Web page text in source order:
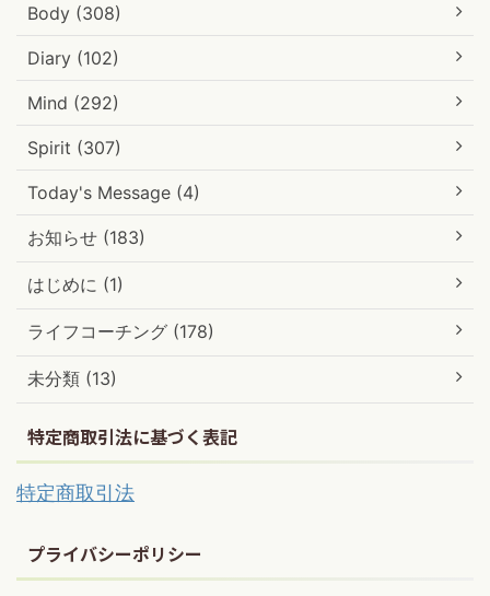
Body (308)
Diary (102)
Mind (292)
Spirit (307)
Today's Message (4)
お知らせ (183)
はじめに (1)
ライフコーチング (178)
未分類 (13)
特定商取引法に基づく表記
特定商取引法
プライバシーポリシー